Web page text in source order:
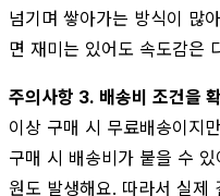
넘기며 쌓아가는 방식이 많
면 재미는 있어도 속도감은
주의사항 3. 배송비 조건을
이상 구매 시 무료배송이지
구매 시 배송비가 붙을 수
원도 발생해요. 따라서 실제